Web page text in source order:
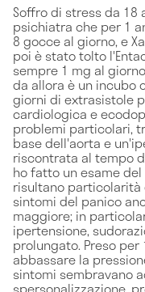
Soffro di stress da 18
psichiatra che per 1
8 gocce al giorno, e
poi è stato tolto
sempre 1 mg al
da allora è un incubo
giorni di extrasistole
cardiologica e
problemi particolari,
base dell'aorta e
riscontrata al tempo
ho fatto un esame
risultano particolarità
sintomi del panico
maggiore; in
ipertensione,
prolungato. Preso
abbassare la
sintomi sembravano